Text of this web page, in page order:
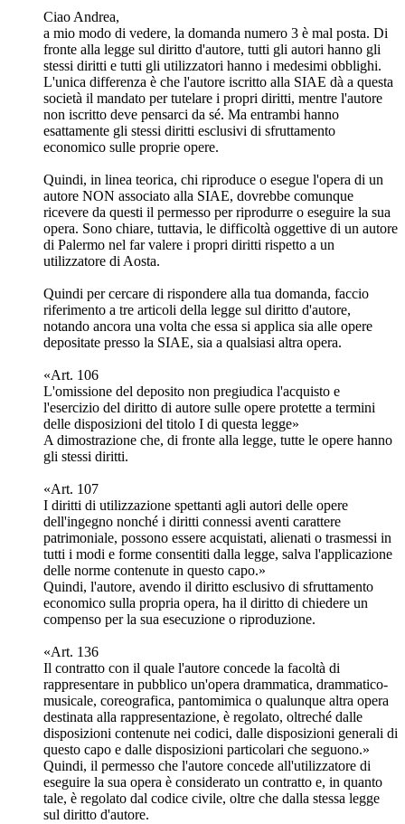
Ciao Andrea,
a mio modo di vedere, la domanda numero 3 è mal posta. Di
fronte alla legge sul diritto d'autore, tutti gli autori hanno gli
stessi diritti e tutti gli utilizzatori hanno i medesimi obblighi.
L'unica differenza è che l'autore iscritto alla SIAE dà a questa
società il mandato per tutelare i propri diritti, mentre l'autore
non iscritto deve pensarci da sé. Ma entrambi hanno
esattamente gli stessi diritti esclusivi di sfruttamento
economico sulle proprie opere.
Quindi, in linea teorica, chi riproduce o esegue l'opera di un
autore NON associato alla SIAE, dovrebbe comunque
ricevere da questi il permesso per riprodurre o eseguire la sua
opera. Sono chiare, tuttavia, le difficoltà oggettive di un autore
di Palermo nel far valere i propri diritti rispetto a un
utilizzatore di Aosta.
Quindi per cercare di rispondere alla tua domanda, faccio
riferimento a tre articoli della legge sul diritto d'autore,
notando ancora una volta che essa si applica sia alle opere
depositate presso la SIAE, sia a qualsiasi altra opera.
«Art. 106
L'omissione del deposito non pregiudica l'acquisto e
l'esercizio del diritto di autore sulle opere protette a termini
delle disposizioni del titolo I di questa legge»
A dimostrazione che, di fronte alla legge, tutte le opere hanno
gli stessi diritti.
«Art. 107
I diritti di utilizzazione spettanti agli autori delle opere
dell'ingegno nonché i diritti connessi aventi carattere
patrimoniale, possono essere acquistati, alienati o trasmessi in
tutti i modi e forme consentiti dalla legge, salva l'applicazione
delle norme contenute in questo capo.»
Quindi, l'autore, avendo il diritto esclusivo di sfruttamento
economico sulla propria opera, ha il diritto di chiedere un
compenso per la sua esecuzione o riproduzione.
«Art. 136
Il contratto con il quale l'autore concede la facoltà di
rappresentare in pubblico un'opera drammatica, drammatico-
musicale, coreografica, pantomimica o qualunque altra opera
destinata alla rappresentazione, è regolato, oltreché dalle
disposizioni contenute nei codici, dalle disposizioni generali di
questo capo e dalle disposizioni particolari che seguono.»
Quindi, il permesso che l'autore concede all'utilizzatore di
eseguire la sua opera è considerato un contratto e, in quanto
tale, è regolato dal codice civile, oltre che dalla stessa legge
sul diritto d'autore.